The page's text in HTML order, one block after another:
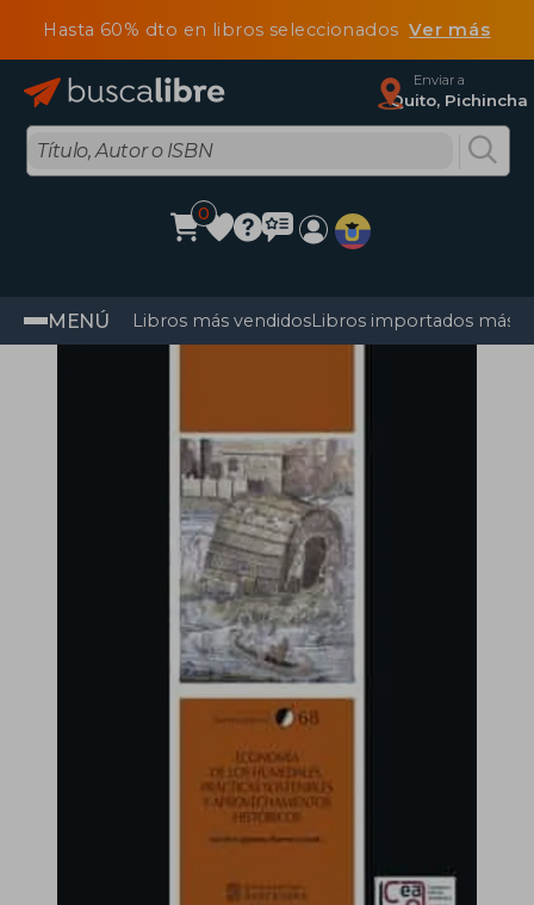
Hasta 60% dto en libros seleccionadosVer más
Enviar a
Quito, Pichincha
0
MENÚ Libros más vendidosLibros importados más